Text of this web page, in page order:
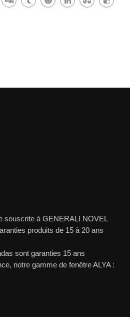
souscrite à GENERALI NOVEL
produits de 15 à 20 ans
sont garanties 15 ans
notre gamme de fenêtre ALYA :